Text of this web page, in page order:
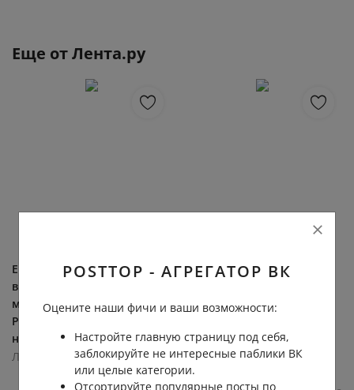
Еще отЛента.ру
Екатерина Александрова
выбила первую ракетку
мира с турнира в Торонто.
Российская теннисистка в
напряжённом матче...
Лента.ру
1.9К 0.0К 9 1
Финляндия отказалась
ракеты для Patriot. Глава
Антти Хяккянен заявил,
что...
Лента.ру
POSTTOP - АГРЕГАТОР ВК
Оцените наши фичи и ваши возможности:
Настройте главную страницу под себя,
заблокируйте не интересные паблики ВК
или целые категории.
Отсортируйте популярные посты по